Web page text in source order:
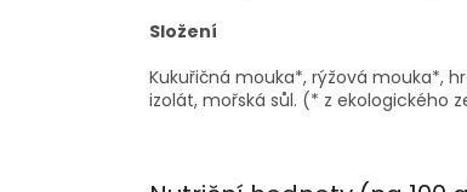
Složení
Kukuřičná mouka*, rýžová mouka*,
izolát, mořská sůl. (* z ekologického